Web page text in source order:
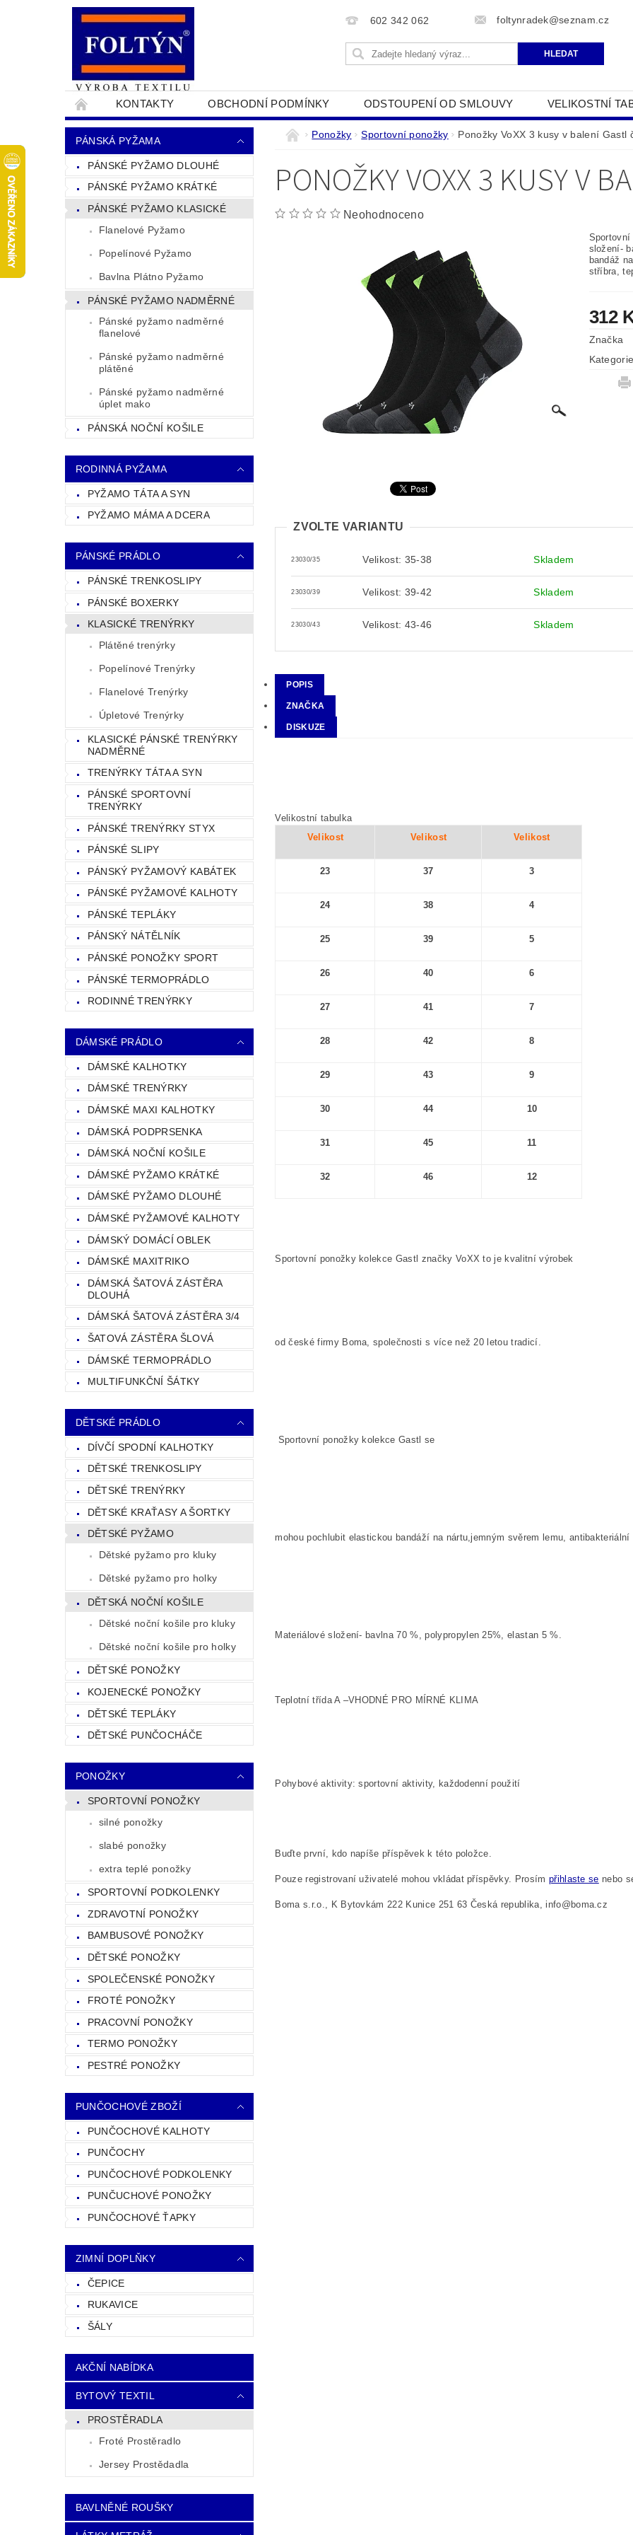
602 342 062 foltynradek@seznam.cz
KONTAKTY OBCHODNÍ PODMÍNKY ODSTOUPENÍ OD SMLOUVY VELIKOSTNÍ
PRO OBCHODNÍKY NAPIŠTE NÁM JAK POUŽÍVÁME COOKIES PODMÍNKY OCHRANY
PÁNSKÁ PYŽAMA
PÁNSKÉ PYŽAMO DLOUHÉ
PÁNSKÉ PYŽAMO KRÁTKÉ
PÁNSKÉ PYŽAMO KLASICKÉ
Flanelové Pyžamo
Popelínové Pyžamo
Bavlna Plátno Pyžamo
PÁNSKÉ PYŽAMO NADMĚRNÉ
Pánské pyžamo nadměrné
flanelové
Pánské pyžamo nadměrné
plátěné
Pánské pyžamo nadměrné
úplet mako
PÁNSKÁ NOČNÍ KOŠILE
RODINNÁ PYŽAMA
PYŽAMO TÁTA A SYN
PYŽAMO MÁMA A DCERA
PÁNSKÉ PRÁDLO
PÁNSKÉ TRENKOSLIPY
PÁNSKÉ BOXERKY
KLASICKÉ TRENÝRKY
Plátěné trenýrky
Popelínové Trenýrky
Flanelové Trenýrky
Úpletové Trenýrky
KLASICKÉ PÁNSKÉ TRENÝRKY
NADMĚRNÉ
TRENÝRKY TÁTA A SYN
PÁNSKÉ SPORTOVNÍ
TRENÝRKY
PÁNSKÉ TRENÝRKY STYX
PÁNSKÉ SLIPY
PÁNSKÝ PYŽAMOVÝ KABÁTEK
PÁNSKÉ PYŽAMOVÉ KALHOTY
PÁNSKÉ TEPLÁKY
PÁNSKÝ NÁTĚLNÍK
PÁNSKÉ PONOŽKY SPORT
PÁNSKÉ TERMOPRÁDLO
RODINNÉ TRENÝRKY
DÁMSKÉ PRÁDLO
DÁMSKÉ KALHOTKY
DÁMSKÉ TRENÝRKY
DÁMSKÉ MAXI KALHOTKY
DÁMSKÁ PODPRSENKA
DÁMSKÁ NOČNÍ KOŠILE
DÁMSKÉ PYŽAMO KRÁTKÉ
DÁMSKÉ PYŽAMO DLOUHÉ
DÁMSKÉ PYŽAMOVÉ KALHOTY
DÁMSKÝ DOMÁCÍ OBLEK
DÁMSKÉ MAXITRIKO
DÁMSKÁ ŠATOVÁ ZÁSTĚRA
DLOUHÁ
DÁMSKÁ ŠATOVÁ ZÁSTĚRA 3/4
ŠATOVÁ ZÁSTĚRA ŠLOVÁ
DÁMSKÉ TERMOPRÁDLO
MULTIFUNKČNÍ ŠÁTKY
DĚTSKÉ PRÁDLO
DÍVČÍ SPODNÍ KALHOTKY
DĚTSKÉ TRENKOSLIPY
DĚTSKÉ TRENÝRKY
DĚTSKÉ KRAŤASY A ŠORTKY
DĚTSKÉ PYŽAMO
Dětské pyžamo pro kluky
Dětské pyžamo pro holky
DĚTSKÁ NOČNÍ KOŠILE
Dětské noční košile pro kluky
Dětské noční košile pro holky
DĚTSKÉ PONOŽKY
KOJENECKÉ PONOŽKY
DĚTSKÉ TEPLÁKY
DĚTSKÉ PUNČOCHÁČE
PONOŽKY
SPORTOVNÍ PONOŽKY
silné ponožky
slabé ponožky
extra teplé ponožky
SPORTOVNÍ PODKOLENKY
ZDRAVOTNÍ PONOŽKY
BAMBUSOVÉ PONOŽKY
DĚTSKÉ PONOŽKY
SPOLEČENSKÉ PONOŽKY
FROTÉ PONOŽKY
PRACOVNÍ PONOŽKY
TERMO PONOŽKY
PESTRÉ PONOŽKY
PUNČOCHOVÉ ZBOŽÍ
PUNČOCHOVÉ KALHOTY
PUNČOCHY
PUNČOCHOVÉ PODKOLENKY
PUNČUCHOVÉ PONOŽKY
PUNČOCHOVÉ ŤAPKY
ZIMNÍ DOPLŇKY
ČEPICE
RUKAVICE
ŠÁLY
AKČNÍ NABÍDKA
BYTOVÝ TEXTIL
PROSTĚRADLA
Froté Prostěradlo
Jersey Prostědadla
BAVLNĚNÉ ROUŠKY
Ponožky Sportovní ponožky Ponožky VoXX 3 kusy v balení Gastl
PONOŽKY VOXX 3 KUSY V
Neohodnoceno
složení-
bandáž
stříbra,
312
Značka
Kategorie
ZVOLTE VARIANTU
23030/35 Velikost: 35-38 Skladem
23030/39 Velikost: 39-42 Skladem
23030/43 Velikost: 43-46 Skladem
POPIS
ZNAČKA
DISKUZE
Velikostní tabulka
Velikost
Velikost Velikost
23 37 3
24 38 4
25 39 5
26 40 6
27 41 7
28 42 8
29 43 9
30 44 10
31 45 11
32 46 12
Sportovní ponožky kolekce Gastl značky VoXX to je kvalitní výrobek
od české firmy Boma, společnosti s více než 20 letou tradicí.
Sportovní ponožky kolekceGastl se
mohou pochlubit elastickou bandáží na nártu,jemným svěrem lemu,
Materiálové složení- bavlna 70 %, polypropylen 25%, elastan 5 %.
Teplotní třída A –VHODNÉ PRO MÍRNÉ KLIMA
Pohybové aktivity: sportovní aktivity, každodenní použití
Buďte první, kdo napíše příspěvek k této položce.
Pouze registrovaní uživatelé mohou vkládat příspěvky. Prosím přihlaste se nebo
Boma s.r.o., K Bytovkám 222 Kunice 251 63 Česká republika, info@boma.cz